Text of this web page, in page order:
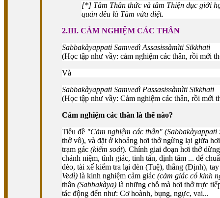
[*] Tâm Thân thức và tâm Thiện dục giới
quán đều là Tâm vừa diệt.
2.III. CẢM NGHIỆM CÁC THÂN
Sabbakàyappati Samvedì Assasissàmìti Sikkhati
(Học tập như vầy: cảm nghiệm các thân, rồi mới
Và
Sabbakàyappati Samvedì Passasissàmìti Sikkhati
(Học tập như vầy: Cảm nghiệm các thân, rồi mới
Cảm nghiệm các thân là thế nào?
Tiêu đề "Cảm nghiệm các thân" (Sabbakàyappati
thở vô), và đặt ở khoảng hơi thở ngừng lại giữa
trạm gác (kiểm soát). Chính giai đoạn hơi thở
chánh niệm, tĩnh giác, tinh tấn, định tâm ... để
đèo, tài xế kiểm tra lại đèn (Tuệ), thắng (Ðịnh),
Vedì) là kinh nghiệm cảm giác (cảm giác có kinh
thân (Sabbakàya) là những chỗ mà hơi thở trực
tác động đến như: Cơ hoành, bụng, ngực, vai...